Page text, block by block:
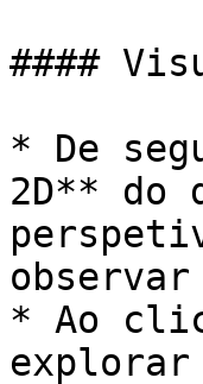
####
* De
2D** do
* Ao